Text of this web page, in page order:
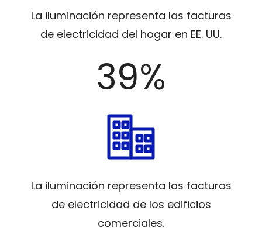
La iluminación representa las facturas
de electricidad del hogar en EE. UU.
39%
La iluminación representa las facturas
de electricidad de los edificios
comerciales.